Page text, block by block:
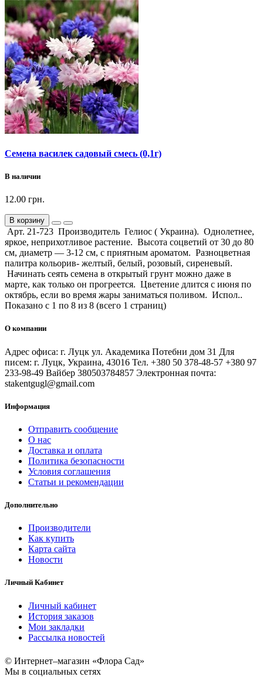
Семена василек садовый смесь (0,1г)
В наличии
12.00 грн.
В корзину
Арт. 21-723 Производитель Гелиос ( Украина). Однолетнее,
яркое, неприхотливое растение. Высота соцветий от 30 до 80
см, диаметр — 3-12 см, с приятным ароматом. Разноцветная
палитра кольорив- желтый, белый, розовый, сиреневый.
Начинать сеять семена в открытый грунт можно даже в
марте, как только он прогреется. Цветение длится с июня по
октябрь, если во время жары заниматься поливом. Испол..
Показано с 1 по 8 из 8 (всего 1 страниц)
О компании
Адрес офиса: г. Луцк ул. Академика Потебни дом 31 Для
писем: г. Луцк, Украина, 43016 Тел. +380 50 378-48-57 +380 97
233-98-49 Вайбер 380503784857 Электронная почта:
stakentgugl@gmail.com
Информация
Отправить сообщение
О нас
Доставка и оплата
Политика безопасности
Условия соглашения
Статьи и рекомендации
Дополнительно
Производители
Как купить
Карта сайта
Новости
Личный Кабинет
Личный кабинет
История заказов
Мои закладки
Рассылка новостей
© Интернет–магазин «Флора Сад»
Мы в социальных сетях